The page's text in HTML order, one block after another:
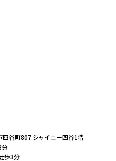
谷町807 シャイニー四谷1階
分
歩3分